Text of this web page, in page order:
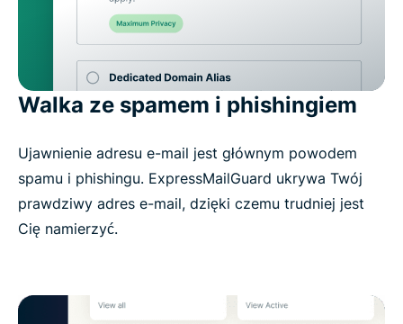
Walka ze spamem i phishingiem
Ujawnienie adresu e-mail jest głównym powodem
spamu i phishingu. ExpressMailGuard ukrywa Twój
prawdziwy adres e-mail, dzięki czemu trudniej jest
Cię namierzyć.